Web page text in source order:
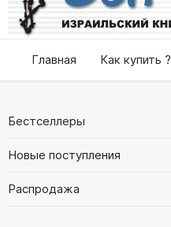
Главная Как купить ?
Бестселлеры
Новые поступления
Распродажа